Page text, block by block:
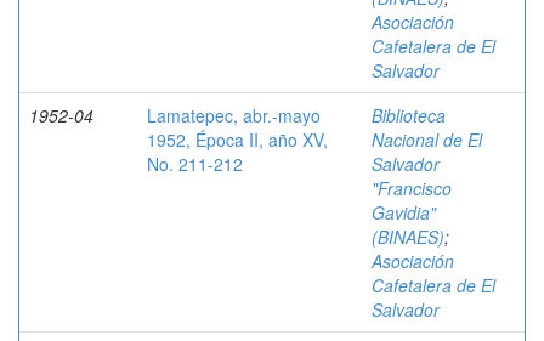
Asociación
Cafetalera de El
Salvador
1952-04
Lamatepec, abr.-mayo
1952, Época II, año XV,
No. 211-212
Biblioteca
Nacional de El
Salvador
"Francisco
Gavidia"
(BINAES);
Asociación
Cafetalera de El
Salvador